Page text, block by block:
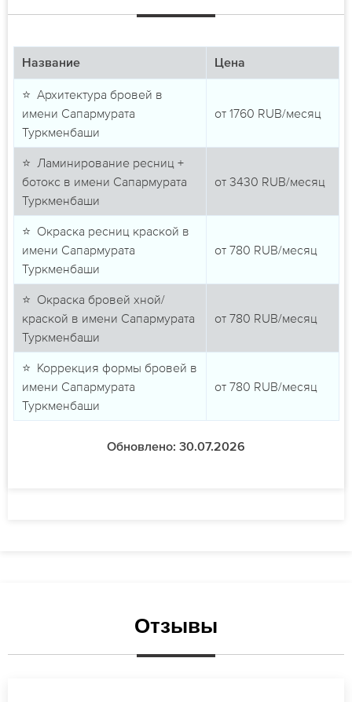
Название Цена
⭐ Архитектура бровей в
имени Сапармурата
Туркменбаши
от 1760 RUB/месяц
⭐ Ламинирование ресниц +
ботокс в имени Сапармурата
Туркменбаши
от 3430 RUB/месяц
⭐ Окраска ресниц краской в
имени Сапармурата
Туркменбаши
от 780 RUB/месяц
⭐ Окраска бровей хной/
краской в имени Сапармурата
Туркменбаши
от 780 RUB/месяц
⭐ Коррекция формы бровей в
имени Сапармурата
Туркменбаши
от 780 RUB/месяц
Обновлено: 30.07.2026
Отзывы